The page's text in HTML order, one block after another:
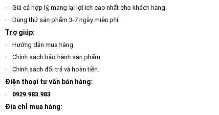
Giá cả hợp lý, mang lại lợi ích cao nhất cho khách hàng.
Dùng thử sản phẩm 3-7 ngày miễn phí
Trợ giúp:
Hướng dẫn mua hàng.
Chính sách bảo hành sản phẩm.
Chính sách đổi trả và hoàn tiền.
Điện thoại tư vấn bán hàng:
0929.983.983
Địa chỉ mua hàng: